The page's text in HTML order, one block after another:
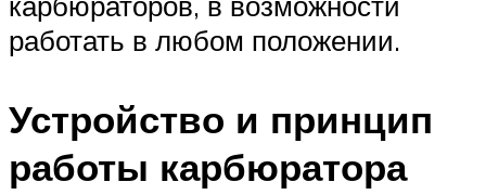
работать в любом положении.
Устройство и принцип
работы карбюратора